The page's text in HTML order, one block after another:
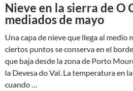
Nieve en la sierra de O
mediados de mayo
Una capa de nieve que llega al medio
ciertos puntos se conserva en el
que baja desde la zona de Porto
la Devesa do Val. La temperatura en
cuando …